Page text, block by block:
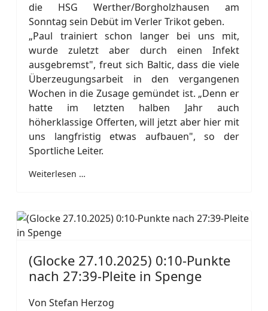
die HSG Werther/Borgholzhausen am
Sonntag sein Debüt im Verler Trikot geben.
„Paul trainiert schon langer bei uns mit,
wurde zuletzt aber durch einen Infekt
ausgebremst", freut sich Baltic, dass die viele
Überzeugungsarbeit in den vergangenen
Wochen in die Zusage gemündet ist. „Denn er
hatte im letzten halben Jahr auch
höherklassige Offerten, will jetzt aber hier mit
uns langfristig etwas aufbauen", so der
Sportliche Leiter.
Weiterlesen …
(Glocke 27.10.2025) 0:10-Punkte
nach 27:39-Pleite in Spenge
Von Stefan Herzog